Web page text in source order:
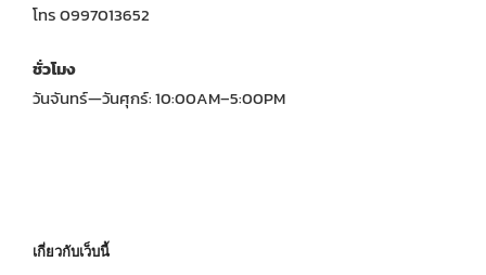
โทร 0997013652
ชั่วโมง
วันจันทร์—วันศุกร์: 10:00AM–5:00PM
เกี่ยวกับเว็บนี้